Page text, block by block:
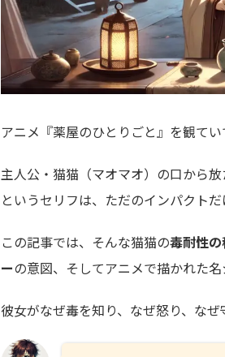
アニメ『薬屋のひとりごと』を観て
主人公・猫猫（マオマオ）の口から
というセリフは、ただのインパクトだ
この記事では、そんな猫猫の毒耐性
ーの意図、そしてアニメで描かれた
彼女がなぜ毒を知り、なぜ怒り、なぜ